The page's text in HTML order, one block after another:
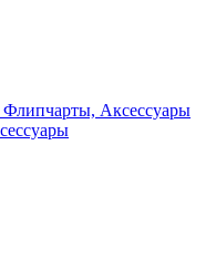
Аксессуары